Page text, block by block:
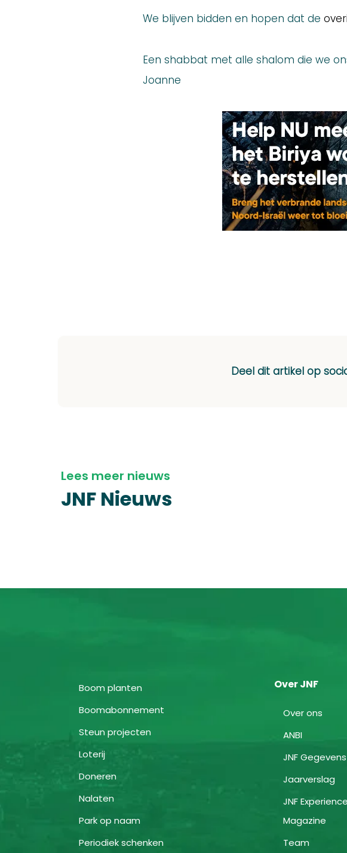
We blijven bidden en hopen dat de
Een shabbat met alle shalom die we
Joanne
Deel dit artikel op
Lees meer nieuws
JNF Nieuws
Boom planten
Boomabonnement
Steun projecten
Loterij
Doneren
Nalaten
Park op naam
Periodiek schenken
Over JNF
Over ons
ANBI
JNF Gegevens
Jaarverslag
JNF Experience
Magazine
Team